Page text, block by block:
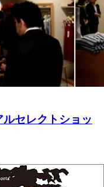
セレクトショッ